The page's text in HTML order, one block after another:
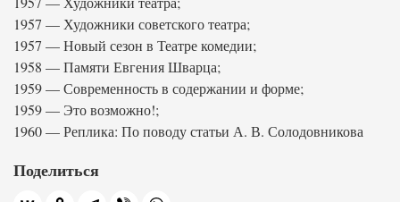
1957 — Художники советского театра;
1957 — Новый сезон в Театре комедии;
1958 — Памяти Евгения Шварца;
1959 — Современность в содержании и форме;
1959 — Это возможно!;
1960 — Реплика: По поводу статьи А. В. Солодовникова
Поделиться